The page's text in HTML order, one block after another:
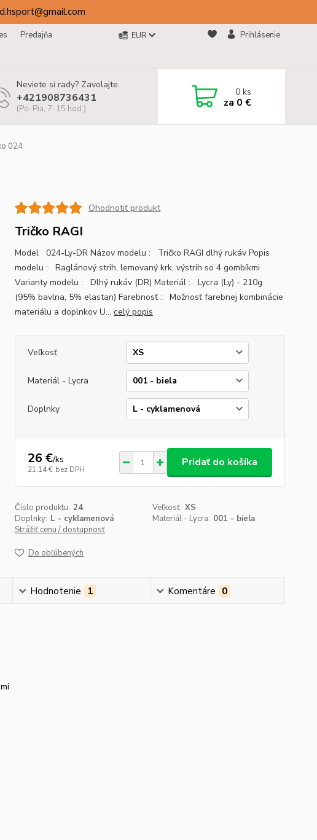
Predajňa
EUR Prihlásenie
Neviete si rady? Zavolajte.
+421908736431
(Po-Pia, 7-15 hod.)
0ks
za 0 €
024
Ohodnotiť produkt
Tričko RAGI
Model 024-Ly-DR Názov modelu : Tričko RAGI dlhý rukáv Popis
modelu : Raglánový strih, lemovaný krk, výstrih so 4 gombíkmi
Varianty modelu : Dlhý rukáv (DR) Materiál : Lycra (Ly) - 210g
(95% bavlna, 5% elastan) Farebnosť : Možnosť farebnej kombinácie
materiálu a doplnkov U... celý popis
Veľkosť
Materiál - Lycra
Doplnky
26 €/ks
21,14 € bez DPH
Pridať do košíka
Číslo produktu: 24 Veľkosť: XS
Doplnky: L - cyklamenová Materiál - Lycra: 001 - biela
Strážiť cenu / dostupnosť
Do obľúbených
Hodnotenie 1 Komentáre 0